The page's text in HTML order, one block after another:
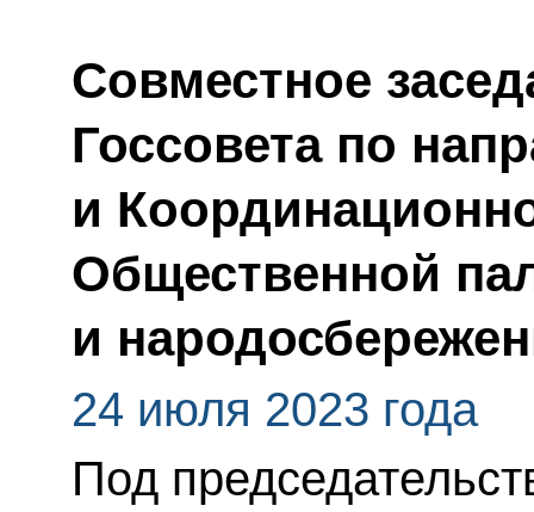
Совместное
Госсовета по
и
Общественной
и
24 июля 2023 года
Под